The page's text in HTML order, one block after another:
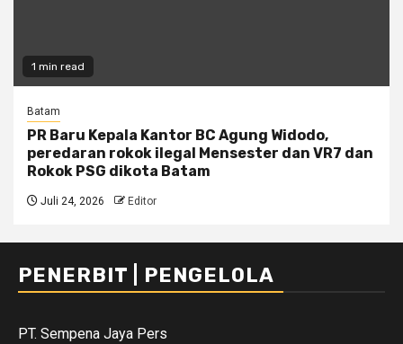
1 min read
Batam
PR Baru Kepala Kantor BC Agung Widodo,
peredaran rokok ilegal Mensester dan VR7 dan
Rokok PSG dikota Batam
Juli 24, 2026 Editor
PENERBIT | PENGELOLA
PT. Sempena Jaya Pers